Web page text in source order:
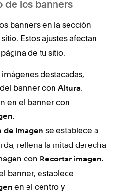
de los banners
banners en la sección
Estos ajustes afectan
de tu sitio.
destacadas,
banner con Altura.
en el banner con
.
de imagen se establece a
rellena la mitad derecha
con Recortar imagen.
banner, establece
en el centro y